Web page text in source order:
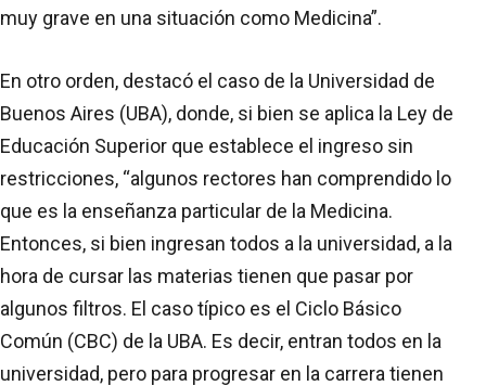
muy grave en una situación como Medicina”.
En otro orden, destacó el caso de la Universidad de
Buenos Aires (UBA), donde, si bien se aplica la Ley de
Educación Superior que establece el ingreso sin
restricciones, “algunos rectores han comprendido lo
que es la enseñanza particular de la Medicina.
Entonces, si bien ingresan todos a la universidad, a la
hora de cursar las materias tienen que pasar por
algunos filtros. El caso típico es el Ciclo Básico
Común (CBC) de la UBA. Es decir, entran todos en la
universidad, pero para progresar en la carrera tienen